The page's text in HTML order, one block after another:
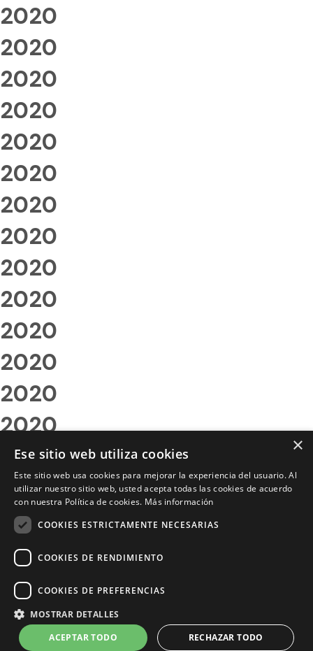
2020
2020
2020
2020
2020
2020
2020
2020
2020
2020
2020
2020
2020
2020
2020
2020
2020
2020
2020
2020
×
Ese sitio web utiliza cookies
Este sitio web usa cookies para mejorar la experiencia del usuario. Al
utilizar nuestro sitio web, usted acepta todas las cookies de acuerdo
con nuestra Política de cookies. Más información
COOKIES ESTRICTAMENTE NECESARIAS
COOKIES DE RENDIMIENTO
COOKIES DE PREFERENCIAS
MOSTRAR DETALLES
ACEPTAR TODO
RECHAZAR TODO